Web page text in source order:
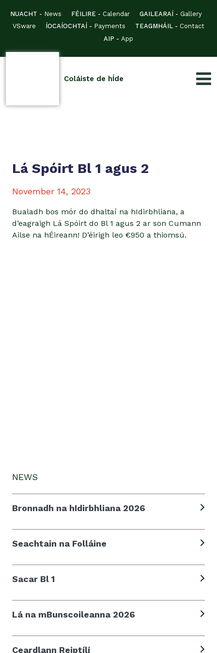
NUACHT - News FÉILIRE - Calendar GAILEARAÍ - Gallery
VSware
ÍOCAÍOCHTAÍ - Payments TEAGMHÁIL - Contact
AIP - App
Coláiste de hÍde
NEWS
Bronnadh na hIdirbhliana 2026
Seachtain na Folláine
Sacar Bl 1
Lá na mBunscoileanna 2026
Ceardlann Reiptílí
Lá Spóirt Bl 1 agus 2
November 14, 2023
Bualadh bos mór do dhaltaí na hIdirbhliana, a
d’eagraigh Lá Spóirt do Bl 1 agus 2 ar son Cumann
Ailse na hÉireann! D’éirigh leo €950 a thiomsú.